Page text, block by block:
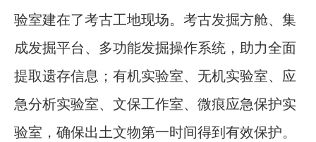
验室建在了考古工地现场。考古发掘方舱、集
成发掘平台、多功能发掘操作系统，助力全面
提取遗存信息；有机实验室、无机实验室、应
急分析实验室、文保工作室、微痕应急保护实
验室，确保出土文物第一时间得到有效保护。